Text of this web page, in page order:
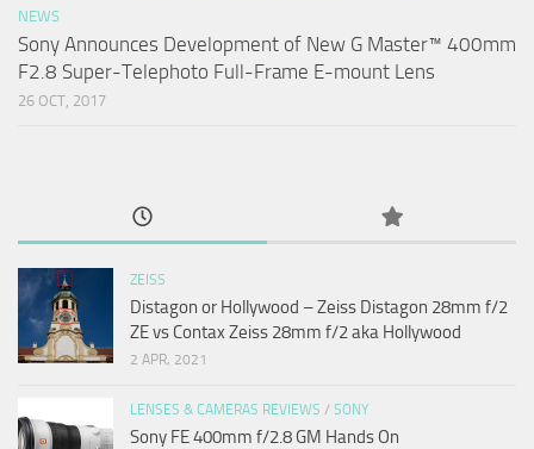
NEWS
Sony Announces Development of New G Master™ 400mm
F2.8 Super-Telephoto Full-Frame E-mount Lens
26 OCT, 2017
ZEISS
Distagon or Hollywood – Zeiss Distagon 28mm f/2
ZE vs Contax Zeiss 28mm f/2 aka Hollywood
2 APR, 2021
LENSES & CAMERAS REVIEWS / SONY
Sony FE 400mm f/2.8 GM Hands On